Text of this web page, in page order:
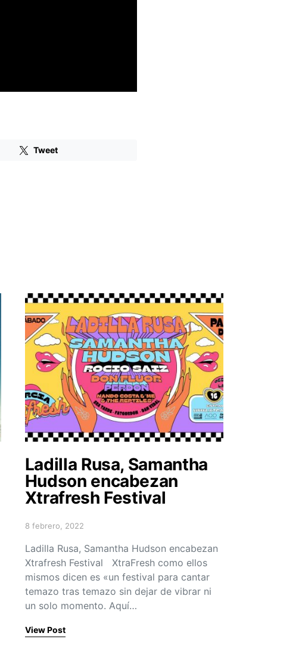
Tweet
Ladilla Rusa, Samantha
Hudson encabezan
Xtrafresh Festival
Posted on
8 febrero, 2022
Ladilla Rusa, Samantha Hudson encabezan
Xtrafresh Festival XtraFresh como ellos
mismos dicen es «un festival para cantar
temazo tras temazo sin dejar de vibrar ni
un solo momento. Aquí…
View Post